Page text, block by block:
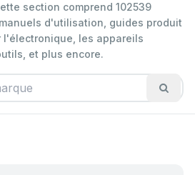
section comprend 102539
d'utilisation, guides produit
l'électronique, les appareils
et plus encore.